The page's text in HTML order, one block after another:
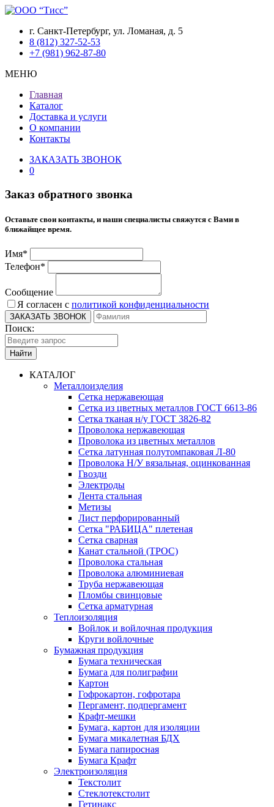
г. Санкт-Петербург, ул. Ломаная, д. 5
8 (812) 327-52-53
+7 (981) 962-87-80
МЕНЮ
Главная
Каталог
Доставка и услуги
О компании
Контакты
ЗАКАЗАТЬ ЗВОНОК
0
Заказ обратного звонка
Оставьте свои контакты, и наши специалисты свяжутся с Вами в
ближайщее время.
Имя*
Телефон*
Сообщение
Я согласен с политикой конфиденциальности
Поиск:
Найти
КАТАЛОГ
Металлоизделия
Сетка нержавеющая
Сетка из цветных металлов ГОСТ 6613-86
Сетка тканая н/у ГОСТ 3826-82
Проволока нержавеющая
Проволока из цветных металлов
Сетка латунная полутомпаковая Л-80
Проволока Н/У вязальная, оцинкованная
Гвозди
Электроды
Лента стальная
Метизы
Лист перфорированный
Сетка "РАБИЦА" плетеная
Сетка сварная
Канат стальной (ТРОС)
Проволока стальная
Проволока алюминиевая
Труба нержавеющая
Пломбы свинцовые
Сетка арматурная
Теплоизоляция
Войлок и войлочная продукция
Круги войлочные
Бумажная продукция
Бумага техническая
Бумага для полиграфии
Картон
Гофрокартон, гофротара
Пергамент, подпергамент
Крафт-мешки
Бумага, картон для изоляции
Бумага микалетная БДХ
Бумага папиросная
Бумага Крафт
Электроизоляция
Текстолит
Стеклотекстолит
Гетинакс